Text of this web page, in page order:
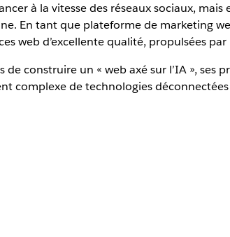
à la vitesse des réseaux sociaux,
En tant que plateforme de marketing
web d’excellente qualité, propulsées
construire un « web axé sur l’IA », ses
complexe de technologies